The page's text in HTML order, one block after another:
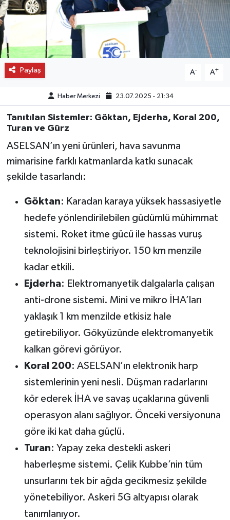
Paylaş A- A+
Haber Merkezi 23.07.2025 - 21:34
Tanıtılan Sistemler: Göktan, Ejderha, Koral 200,
Turan ve Gürz
ASELSAN’ın yeni ürünleri, hava savunma
mimarisine farklı katmanlarda katkı sunacak
şekilde tasarlandı:
Göktan: Karadan karaya yüksek hassasiyetle
hedefe yönlendirilebilen güdümlü mühimmat
sistemi. Roket itme gücü ile hassas vuruş
teknolojisini birleştiriyor. 150 km menzile
kadar etkili.
Ejderha: Elektromanyetik dalgalarla çalışan
anti-drone sistemi. Mini ve mikro İHA’ları
yaklaşık 1 km menzilde etkisiz hale
getirebiliyor. Gökyüzünde elektromanyetik
kalkan görevi görüyor.
Koral 200: ASELSAN’ın elektronik harp
sistemlerinin yeni nesli. Düşman radarlarını
kör ederek İHA ve savaş uçaklarına güvenli
operasyon alanı sağlıyor. Önceki versiyonuna
göre iki kat daha güçlü.
Turan: Yapay zeka destekli askeri
haberleşme sistemi. Çelik Kubbe’nin tüm
unsurlarını tek bir ağda gecikmesiz şekilde
yönetebiliyor. Askeri 5G altyapısı olarak
tanımlanıyor.